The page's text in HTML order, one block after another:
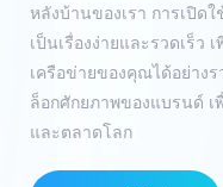
หลังบ้านของเรา การเปิด
เป็นเรื่องง่ายและรวดเร็ว
เครือข่ายของคุณได้อย่างร
ล็อกศักยภาพของแบรนด์ เ
และตลาดโลก